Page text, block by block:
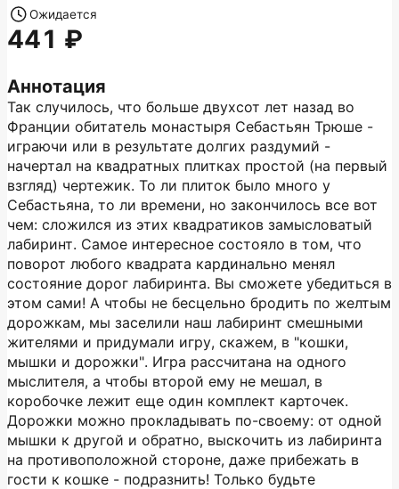
Аннотация
Так случилось, что больше двухсот лет назад во
Франции обитатель монастыря Себастьян Трюше -
играючи или в результате долгих раздумий -
начертал на квадратных плитках простой (на первый
взгляд) чертежик. То ли плиток было много у
Себастьяна, то ли времени, но закончилось все вот
чем: сложился из этих квадратиков замысловатый
лабиринт. Самое интересное состояло в том, что
поворот любого квадрата кардинально менял
состояние дорог лабиринта. Вы сможете убедиться в
этом сами! А чтобы не бесцельно бродить по желтым
дорожкам, мы заселили наш лабиринт смешными
жителями и придумали игру, скажем, в "кошки,
мышки и дорожки". Игра рассчитана на одного
мыслителя, а чтобы второй ему не мешал, в
коробочке лежит еще один комплект карточек.
Дорожки можно прокладывать по-своему: от одной
мышки к другой и обратно, выскочить из лабиринта
на противоположной стороне, даже прибежать в
гости к кошке - подразнить! Только будьте
Ожидается
441